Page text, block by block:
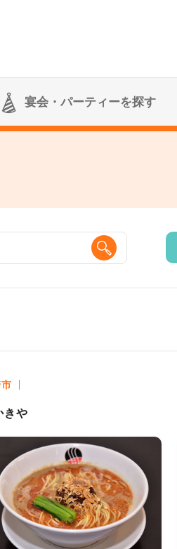
宴会 ・パーティーを探す
きや